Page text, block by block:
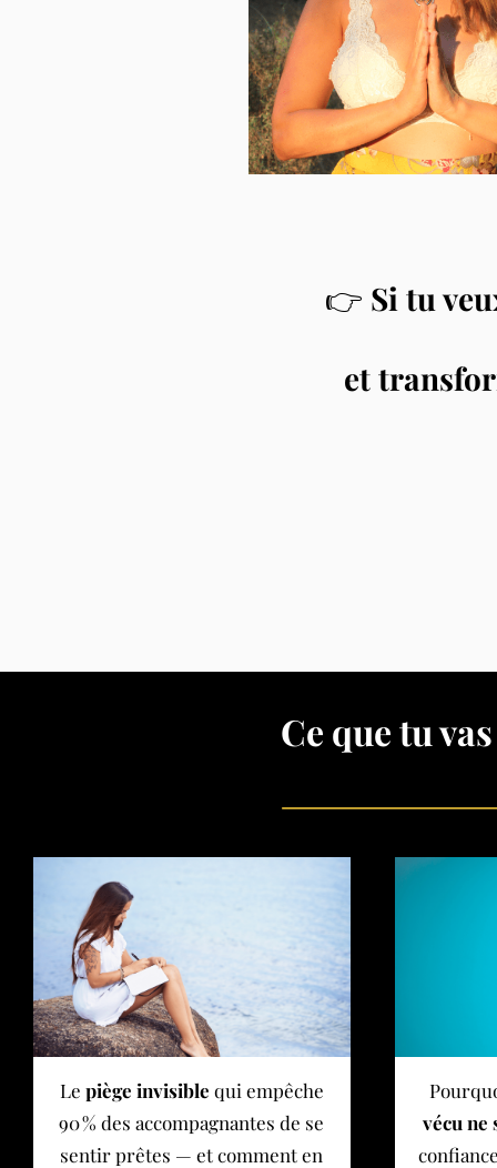
👉 Si tu
et
Ce que tu
Le piège invisible qui empêche
90 % des accompagnantes de se
sentir prêtes — et comment en
vécu ne